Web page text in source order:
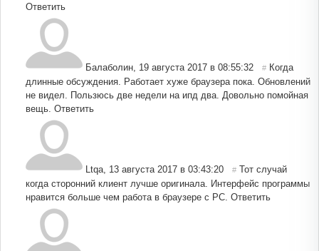
Ответить
Балаболин 19 августа 2017 в 08:55:32 # Когда
длинные обсуждения. Работает хуже браузера пока. Обновлений
не видел. Пользюсь две недели на ипд два. Довольно помойная
вещь. Ответить
Ltqa 13 августа 2017 в 03:43:20 # Тот случай
когда сторонний клиент лучше оригинала. Интерфейс программы
нравится больше чем работа в браузере с PC. Ответить